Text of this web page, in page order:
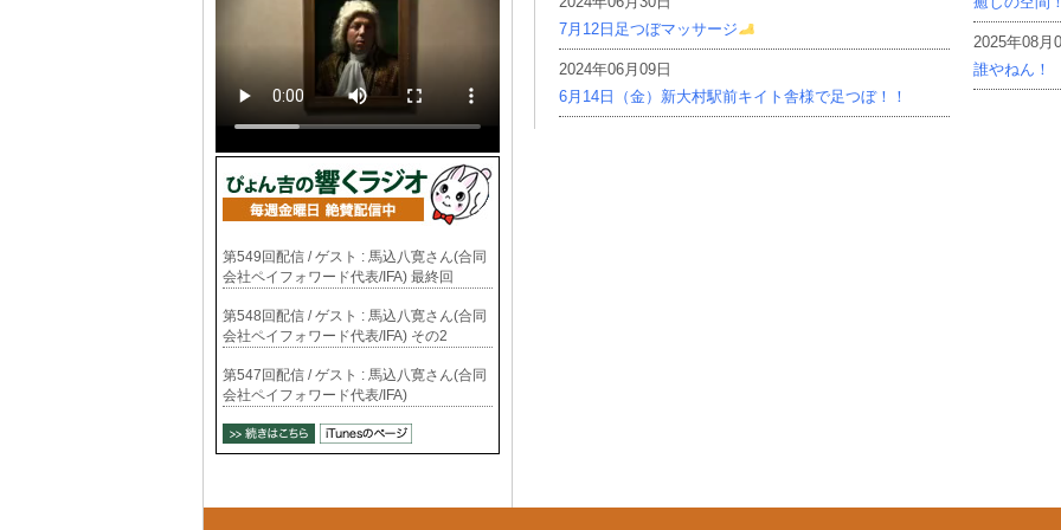
7月12日足つぼマッサージ
2024年06月09日
6月14日（金）新大村駅前キイト舎様で足つぼ！！
2025年08月
誰やねん！
第549回配信 / ゲスト : 馬込八寛さん(合同
会社ペイフォワード代表/IFA) 最終回
第548回配信 / ゲスト : 馬込八寛さん(合同
会社ペイフォワード代表/IFA) その2
第547回配信 / ゲスト : 馬込八寛さん(合同
会社ペイフォワード代表/IFA)